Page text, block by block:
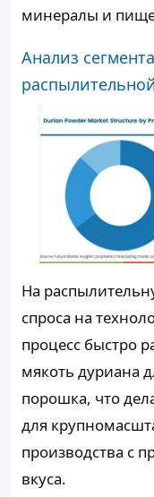
минералы и
Анализ
На
спроса на
процесс быстро
мякоть дуриана
порошка, что
для
производства с
вкуса.